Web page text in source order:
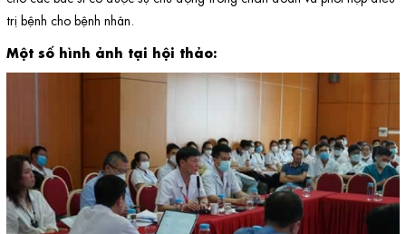
trị bệnh cho bệnh nhân.
Một số hình ảnh tại hội thảo: